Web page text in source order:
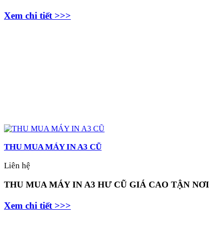
Xem chi tiết >>>
THU MUA MÁY IN A3 CŨ
Liên hệ
THU MUA MÁY IN A3 HƯ CŨ GIÁ CAO TẬN NƠI
Xem chi tiết >>>